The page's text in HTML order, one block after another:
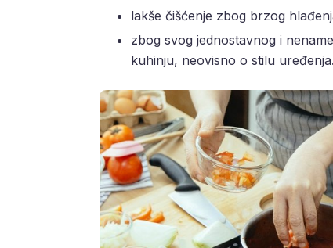
lakše čišćenje zbog brzog
zbog svog jednostavnog i
kuhinju, neovisno o stilu uređenja.